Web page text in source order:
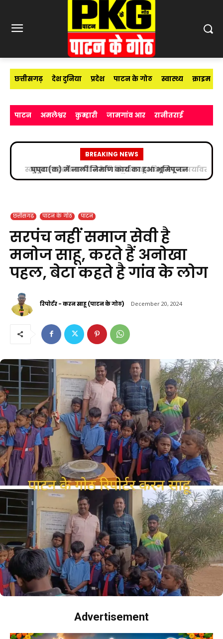
छत्तीसगढ़ देश दुनिया प्रदेश पाटन के गोठ स्वास्थ्य क्राइम
पाटन अमलेश्वर कुम्हारी जामगांव आर रानीतराई
BREAKING NEWS
स्काउट गाइड के बच्चों ने रैली निकालकर दिया स्वच्छ पर्यावरण
का संदेश
छत्तीसगढ़ पाटन के गोठ पाटन
सरपंच नहीं समाज सेवी है
मनोज साहू, करते हैं अनोखा
पहल, बेटा कहते है गांव के लोग
रिपोर्टर - करन साहू (पाटन के गोठ) December 20, 2024
Advertisement